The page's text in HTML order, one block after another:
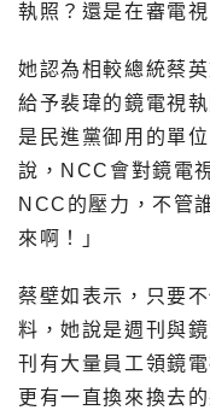
執照？還是在審電
她認為相較總統蔡
給予裴瑋的鏡電視
是民進黨御用的單
說，NCC會對鏡電
NCC的壓力，不管
來啊！」
蔡壁如表示，只要
料，她說是週刊與
刊有大量員工領鏡
更有一直換來換去